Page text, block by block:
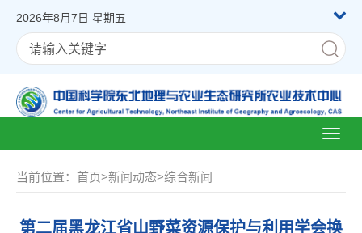
2026年8月7日 星期五
当前位置： 首页>新闻动态>综合新闻
第二届黑龙江省山野菜资源保护与利用学会换